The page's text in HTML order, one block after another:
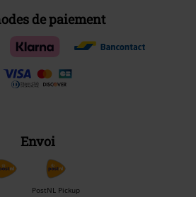
de paiement
Envoi
PostNL Pickup